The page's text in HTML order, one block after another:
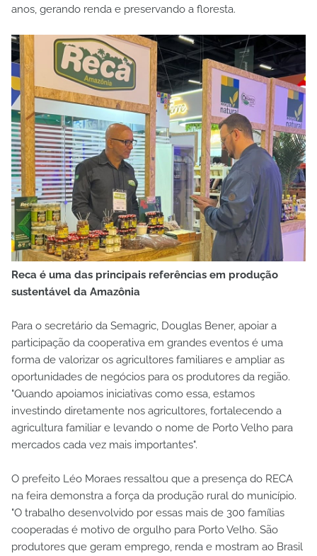
anos, gerando renda e preservando a floresta.
Reca é uma das principais referências em produção
sustentável da Amazônia
Para o secretário da Semagric, Douglas Bener, apoiar a
participação da cooperativa em grandes eventos é uma
forma de valorizar os agricultores familiares e ampliar as
oportunidades de negócios para os produtores da região.
"Quando apoiamos iniciativas como essa, estamos
investindo diretamente nos agricultores, fortalecendo a
agricultura familiar e levando o nome de Porto Velho para
mercados cada vez mais importantes".
O prefeito Léo Moraes ressaltou que a presença do RECA
na feira demonstra a força da produção rural do município.
"O trabalho desenvolvido por essas mais de 300 famílias
cooperadas é motivo de orgulho para Porto Velho. São
produtores que geram emprego, renda e mostram ao Brasil